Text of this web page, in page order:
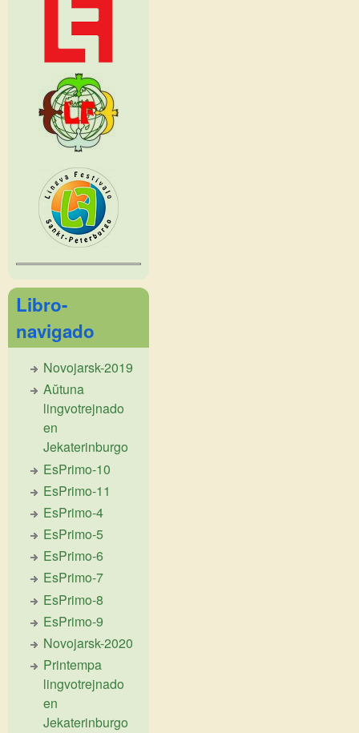
Libro-
navigado
Novojarsk-2019
Aŭtuna
lingvotrejnado
en
Jekaterinburgo
EsPrimo-10
EsPrimo-11
EsPrimo-4
EsPrimo-5
EsPrimo-6
EsPrimo-7
EsPrimo-8
EsPrimo-9
Novojarsk-2020
Printempa
lingvotrejnado
en
Jekaterinburgo